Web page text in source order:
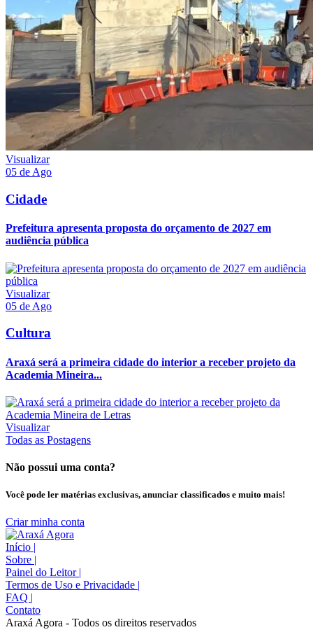
Visualizar
05 de Ago
Cidade
Prefeitura apresenta proposta do orçamento de 2027 em
audiência pública
Visualizar
05 de Ago
Cultura
Araxá será a primeira cidade do interior a receber projeto da
Academia Mineira...
Visualizar
Todas as Postagens
Não possui uma conta?
Você pode ler matérias exclusivas, anunciar classificados e muito mais!
Criar minha conta
Início |
Sobre |
Painel do Leitor |
Termos de Uso e Privacidade |
FAQ |
Contato
Araxá Agora - Todos os direitos reservados